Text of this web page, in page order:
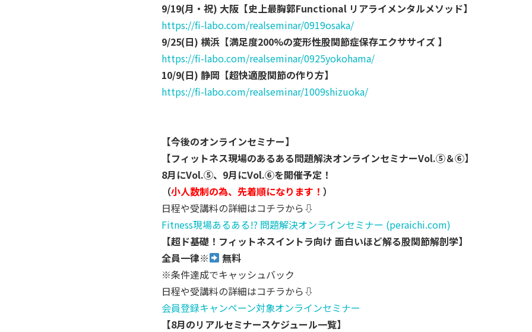
9/19(月・祝) 大阪【史上最胸郭Functional リアライメンタルメソッド】
https://fi-labo.com/realseminar/0919osaka/
9/25(日) 横浜【満足度200%の変形性股関節症保存エクササイズ 】
https://fi-labo.com/realseminar/0925yokohama/
10/9(日) 静岡【超快適股関節の作り方】
https://fi-labo.com/realseminar/1009shizuoka/
【今後のオンラインセミナー】
【フィットネス現場のあるある問題解決オンラインセミナーVol.⑤＆⑥】
8月にVol.⑤、9月にVol.⑥を開催予定！
（小人数制の為、先着順になります！ ）
日程や受講料の詳細はコチラから⇩
Fitness現場あるある!? 問題解決オンラインセミナー (peraichi.com)
【超ド基礎！フィットネスイントラ向け 面白いほど解る股関節解剖学】
全員一律※
無料
※条件達成でキャッシュバック
日程や受講料の詳細はコチラから⇩
会員登録キャンペーン対象オンラインセミナー
【8月のリアルセミナースケジュール一覧】